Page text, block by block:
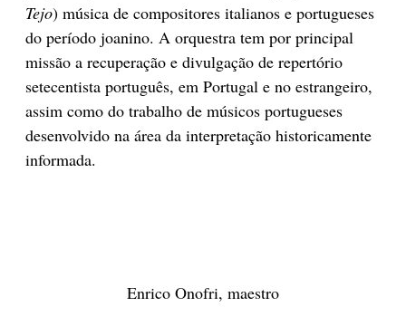
Tejo) música de compositores italianos e portugueses
do período joanino. A orquestra tem por principal
missão a recuperação e divulgação de repertório
setecentista português, em Portugal e no estrangeiro,
assim como do trabalho de músicos portugueses
desenvolvido na área da interpretação historicamente
informada.
Enrico Onofri, maestro